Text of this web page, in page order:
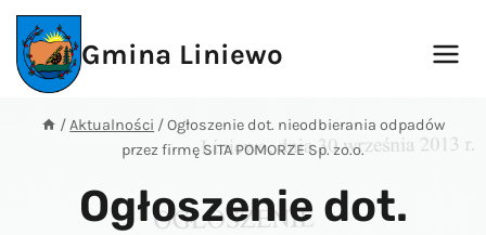
Przejdź
treści
Gmina Liniewo
/Aktualności /Ogłoszenie dot. nieodbierania odpadów
przez firmę SITA POMORZE Sp. zo.o.
Ogłoszenie dot.